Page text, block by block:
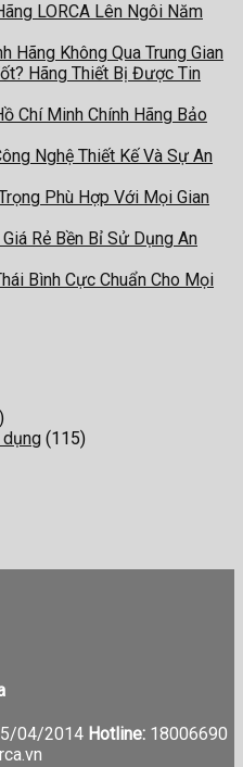
LORCA Lên Ngôi Năm
Hãng Không Qua Trung Gian
Hãng Thiết Bị Được Tin
Chí Minh Chính Hãng Bảo
Nghệ Thiết Kế Và Sự An
Phù Hợp Với Mọi Gian
Rẻ Bền Bỉ Sử Dụng An
Bình Cực Chuẩn Cho Mọi
(115)
04/2014 Hotline: 18006690